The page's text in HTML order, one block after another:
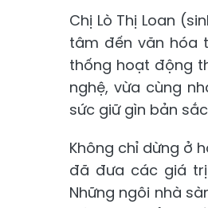
Chị Lò Thị Loan
tâm đến văn hóa
thống hoạt động
nghệ, vừa cùng
sức giữ gìn bản
Không chỉ dừng ở
đã đưa các giá
Những ngôi nhà